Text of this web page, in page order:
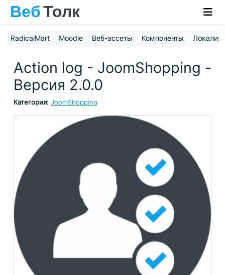
RadicalMart Moodle Веб-ассеты Компоненты
Action log - JoomShopping -
Версия 2.0.0
Категория: JoomShopping